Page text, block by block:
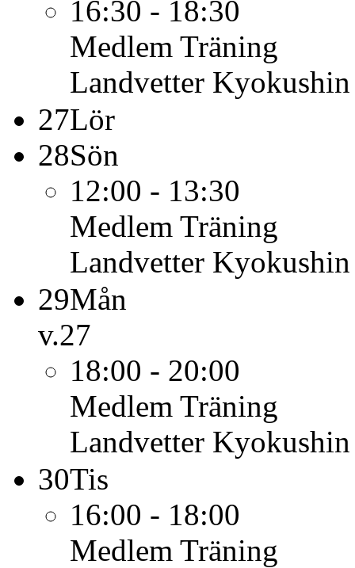
16:30 - 18:30
Medlem Träning
Landvetter
27Lör
28Sön
12:00 - 13:30
Medlem Träning
Landvetter
29Mån
v.27
18:00 - 20:00
Medlem Träning
Landvetter
30Tis
16:00 - 18:00
Medlem Träning